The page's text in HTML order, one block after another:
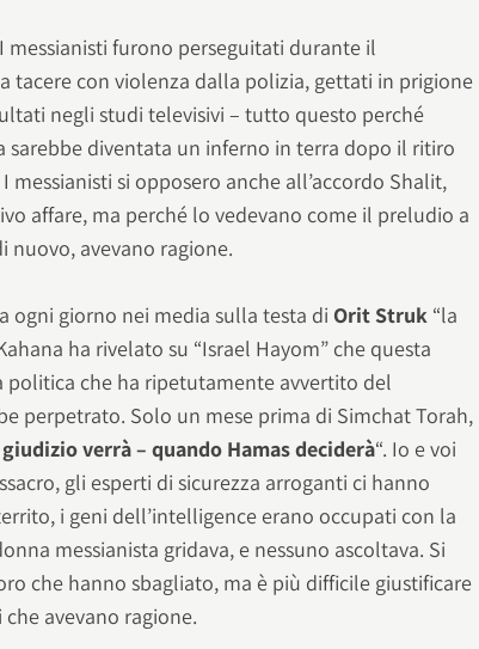
messianisti furono perseguitati durante il
tacere con violenza dalla polizia, gettati in prigione
negli studi televisivi – tutto questo perché
sarebbe diventata un inferno in terra dopo il ritiro
messianisti si opposero anche all’accordo Shalit,
affare, ma perché lo vedevano come il preludio a
nuovo, avevano ragione.
ogni giorno nei media sulla testa di Orit Struk “la
ha rivelato su “Israel Hayom” che questa
politica che ha ripetutamente avvertito del
perpetrato. Solo un mese prima di Simchat Torah,
verrà – quando Hamas deciderà“. Io e voi
gli esperti di sicurezza arroganti ci hanno
i geni dell’intelligence erano occupati con la
messianista gridava, e nessuno ascoltava. Si
che hanno sbagliato, ma è più difficile giustificare
avevano ragione.